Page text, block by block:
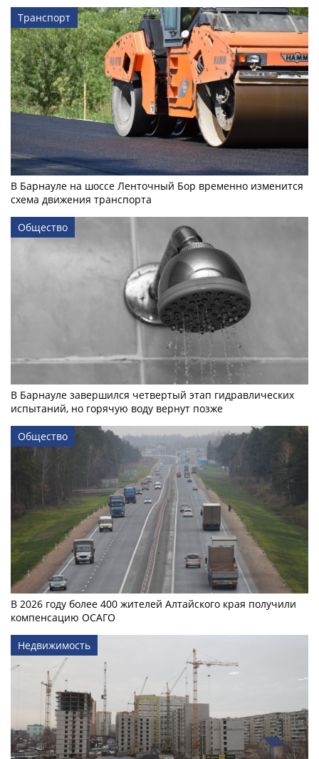
Транспорт
В Барнауле на шоссе Ленточный Бор временно изменится
схема движения транспорта
Общество
В Барнауле завершился четвертый этап гидравлических
испытаний, но горячую воду вернут позже
Общество
В 2026 году более 400 жителей Алтайского края получили
компенсацию ОСАГО
Недвижимость